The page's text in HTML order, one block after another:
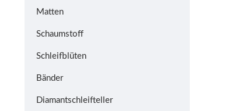
Matten
Schaumstoff
Schleifblüten
Bänder
Diamantschleifteller